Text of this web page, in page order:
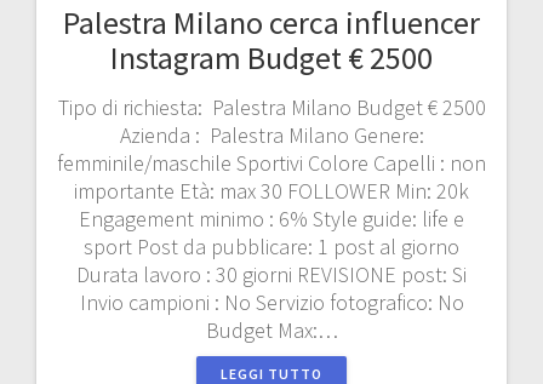
Palestra Milano cerca influencer
Instagram Budget € 2500
Tipo di richiesta: Palestra Milano Budget € 2500
Azienda : Palestra Milano Genere:
femminile/maschile Sportivi Colore Capelli : non
importante Età: max 30 FOLLOWER Min: 20k
Engagement minimo : 6% Style guide: life e
sport Post da pubblicare: 1 post al giorno
Durata lavoro : 30 giorni REVISIONE post: Si
Invio campioni : No Servizio fotografico: No
Budget Max:…
LEGGI TUTTO